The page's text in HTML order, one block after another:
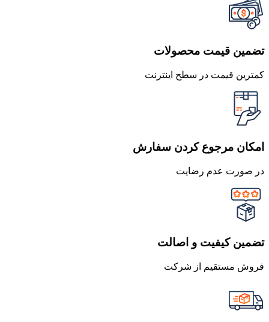
تضمین قیمت محصولات
کمترین قیمت در سطح اینترنت
امکان مرجوع کردن سفارش
در صورت عدم رضایت
تضمین کیفیت و اصالت
فروش مستقیم از شرکت